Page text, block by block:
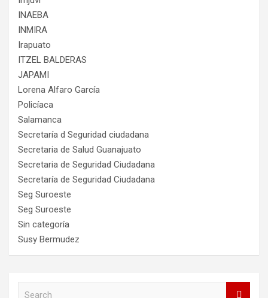
INAEBA
INMIRA
Irapuato
ITZEL BALDERAS
JAPAMI
Lorena Alfaro García
Policíaca
Salamanca
Secretaría d Seguridad ciudadana
Secretaria de Salud Guanajuato
Secretaria de Seguridad Ciudadana
Secretaría de Seguridad Ciudadana
Seg Suroeste
Seg Suroeste
Sin categoría
Susy Bermudez